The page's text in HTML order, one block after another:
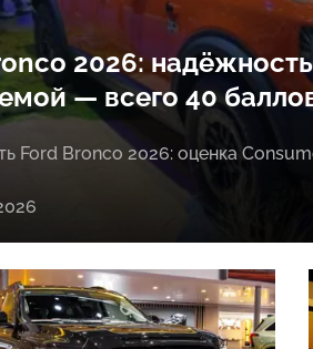
2026:
— всего 40
Ford Bronco 2026: оценка